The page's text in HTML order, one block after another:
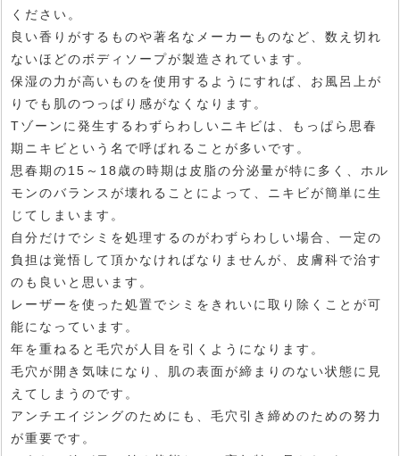
ください。
良い香りがするものや著名なメーカーものなど、数え切れ
ないほどのボディソープが製造されています。
保湿の力が高いものを使用するようにすれば、お風呂上が
りでも肌のつっぱり感がなくなります。
Tゾーンに発生するわずらわしいニキビは、もっぱら思春
期ニキビという名で呼ばれることが多いです。
思春期の15～18歳の時期は皮脂の分泌量が特に多く、ホル
モンのバランスが壊れることによって、ニキビが簡単に生
じてしまいます。
自分だけでシミを処理するのがわずらわしい場合、一定の
負担は覚悟して頂かなければなりませんが、皮膚科で治す
のも良いと思います。
レーザーを使った処置でシミをきれいに取り除くことが可
能になっています。
年を重ねると毛穴が人目を引くようになります。
毛穴が開き気味になり、肌の表面が締まりのない状態に見
えてしまうのです。
アンチエイジングのためにも、毛穴引き締めのための努力
が重要です。